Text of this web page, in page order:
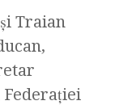
Traian